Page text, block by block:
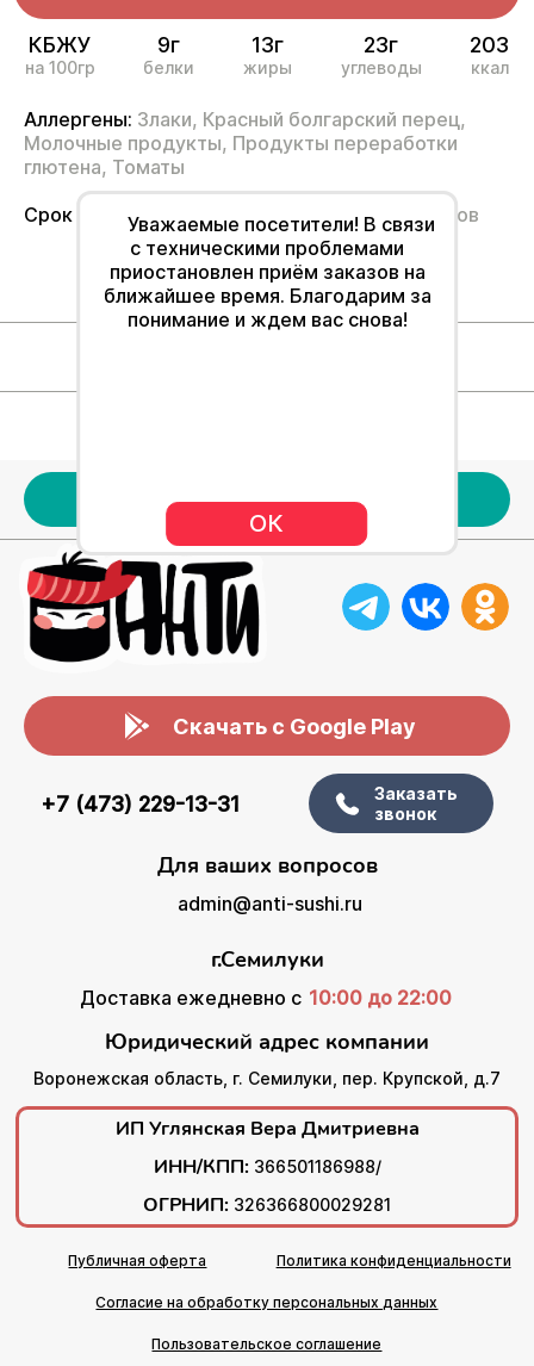
КБЖУ
на 100гр
9г
белки
13г
жиры
23г
углеводы
203
ккал
Аллергены: Злаки, Красный болгарский перец,
Молочные продукты, Продукты переработки
глютена, Томаты
Срок годностиот 2°С до 6°С не более 12 часов
Акции
Скачать с Google Play
+7 (473) 229-13-31
Заказать
звонок
Для ваших вопросов
admin@anti-sushi.ru
г.Семилуки
Доставка ежедневно с 10:00 до 22:00
Юридический адрес компании
Воронежская область, г. Семилуки, пер. Крупской, д.7
ИП Углянская Вера Дмитриевна
ИНН/КПП: 366501186988/
ОГРНИП: 326366800029281
Публичная оферта Политика конфиденциальности
Согласие на обработку персональных данных
Пользовательское соглашение
Уважаемые посетители! В связи
с техническими проблемами
приостановлен приём заказов на
ближайшее время. Благодарим за
понимание и ждем вас снова!
ОК